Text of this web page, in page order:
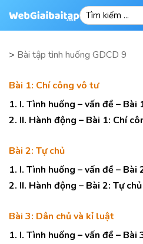
> Bài tập tình huống GDCD 9
Bài 1: Chí công vô tư
1. I. Tình huống – vấn đề –
2. II. Hành động – Bài 1: Chí
Bài 2: Tự chủ
1. I. Tình huống – vấn đề – Bài
2. II. Hành động – Bài 2: Tự chủ
Bài 3: Dân chủ và kỉ luật
1. I. Tình huống – vấn đề –